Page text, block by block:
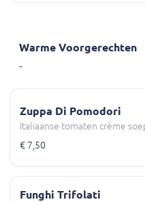
Warme Voorgerechten
-
Zuppa Di Pomodori
Italiaanse tomaten crème
€ 7,50
Funghi Trifolati